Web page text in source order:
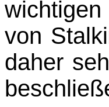
von
daher